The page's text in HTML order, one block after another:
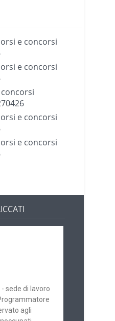
e concorsi
e concorsi
e concorsi
e concorsi
sede di lavoro
agli